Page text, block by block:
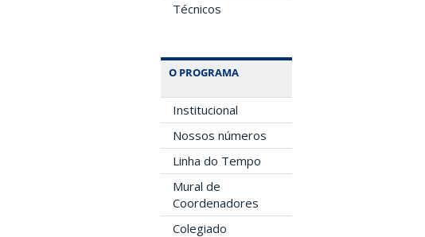
Técnicos
O PROGRAMA
Institucional
Nossos números
Linha do Tempo
Mural de
Coordenadores
Colegiado